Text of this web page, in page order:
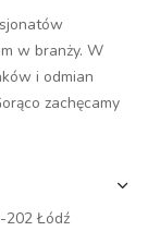
w branży. W
i odmian
zachęcamy
202 Łódź